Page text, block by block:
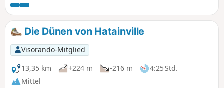
weiter zum Dorf Les Moitiers-d'Alonne führen, wobei der
Weg größtenteils über Wanderwege verläuft.Abgesehen
von einigen Varianten ist dies ein Klassiker für Stammgäste
des Badeortes und der örtlichen Wandervereine!Die
Visorando-App wird in den Dünen empfohlen
Die Dünen von Hatainville
Visorando-Mitglied
13,35 km
+224 m -216 m
4:25 Std.
Mittel